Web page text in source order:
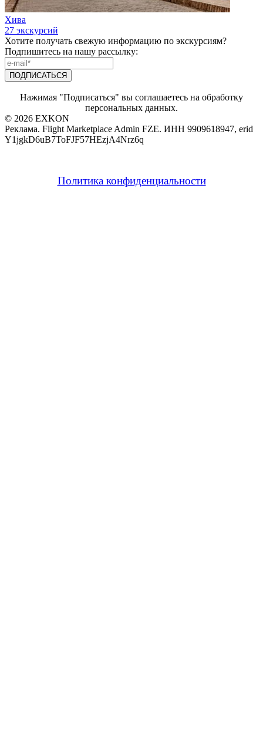
Хива
27 экскурсий
Хотите получать свежую информацию по экскурсиям?
Подпишитесь на нашу рассылку:
Нажимая "Подписаться" вы соглашаетесь на обработку
персональных данных.
© 2026 EXKON
Реклама. Flight Marketplace Admin FZE. ИНН 9909618947, erid
Y1jgkD6uB7ToFJF57HEzjA4Nrz6q
Политика конфиденциальности